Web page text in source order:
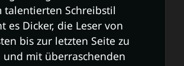
talentierten Schreibstil
es Dicker, die Leser von
bis zur letzten Seite zu
und mit überraschenden